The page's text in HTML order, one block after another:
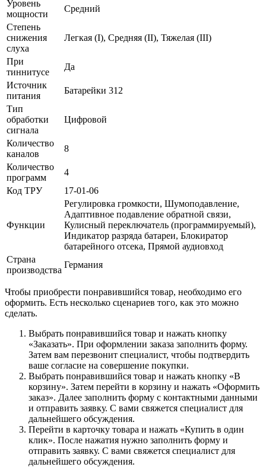
Уровень
мощности
Средний
Степень
снижения
слуха
Легкая (I), Средняя (II), Тяжелая (III)
При
тиннитусе
Да
Источник
питания
Батарейки 312
Тип
обработки
сигнала
Цифровой
Количество
каналов
8
Количество
программ
4
Код ТРУ
17-01-06
Функции
Регулировка громкости, Шумоподавление,
Адаптивное подавление обратной связи,
Кулисный переключатель (программируемый),
Индикатор разряда батареи, Блокиратор
батарейного отсека, Прямой аудиовход
Страна
производства
Германия
Чтобы приобрести понравившийся товар, необходимо его
оформить. Есть несколько сценариев того, как это можно
сделать.
Выбрать понравившийся товар и нажать кнопку
«Заказать». При оформлении заказа заполнить форму.
Затем вам перезвонит специалист, чтобы подтвердить
ваше согласие на совершение покупки.
Выбрать понравившийся товар и нажать кнопку «В
корзину». Затем перейти в корзину и нажать «Оформить
заказ». Далее заполнить форму с контактными данными
и отправить заявку. С вами свяжется специалист для
дальнейшего обсуждения.
Перейти в карточку товара и нажать «Купить в один
клик». После нажатия нужно заполнить форму и
отправить заявку. С вами свяжется специалист для
дальнейшего обсуждения.